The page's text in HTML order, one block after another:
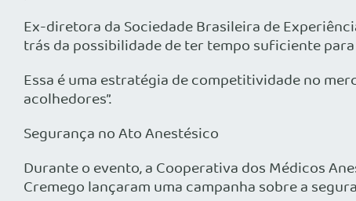
Ex-diretora da Sociedade Brasileira de
trás da possibilidade de ter tempo suficiente
Essa é uma estratégia de competitividade no
acolhedores”.
Segurança no Ato Anestésico
Durante o evento, a Cooperativa dos Médicos
Cremego lançaram uma campanha sobre a